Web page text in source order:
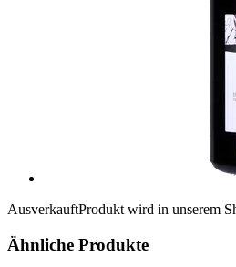
AusverkauftProdukt wird in unserem
Ähnliche Produkte